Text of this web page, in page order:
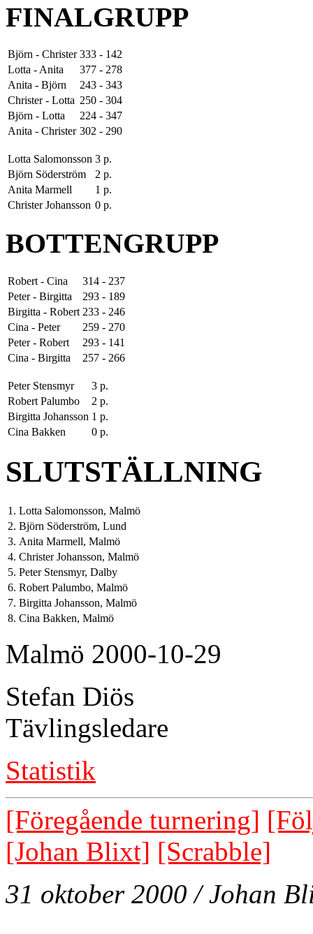
FINALGRUPP
Björn - Christer 333 - 142
Lotta - Anita
377 - 278
Anita - Björn
243 - 343
Christer - Lotta 250 - 304
Björn - Lotta
224 - 347
Anita - Christer 302 - 290
Lotta Salomonsson 3 p.
Björn Söderström
2 p.
Anita Marmell
1 p.
Christer Johansson 0 p.
BOTTENGRUPP
Robert - Cina
314 - 237
Peter - Birgitta
293 - 189
Birgitta - Robert 233 - 246
Cina - Peter
259 - 270
Peter - Robert
293 - 141
Cina - Birgitta
257 - 266
Peter Stensmyr
3 p.
Robert Palumbo
2 p.
Birgitta Johansson 1 p.
Cina Bakken
0 p.
SLUTSTÄLLNING
1. Lotta Salomonsson, Malmö
2. Björn Söderström, Lund
3. Anita Marmell, Malmö
4. Christer Johansson, Malmö
5. Peter Stensmyr, Dalby
6. Robert Palumbo, Malmö
7. Birgitta Johansson, Malmö
8. Cina Bakken, Malmö
Malmö 2000-10-29
Stefan Diös
Tävlingsledare
Statistik
[Föregående turnering]
[Johan Blixt] [Scrabble]
31 oktober 2000 / Johan